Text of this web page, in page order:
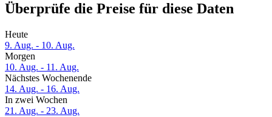
Überprüfe die Preise für diese Daten
Heute
9. Aug. - 10. Aug.
Morgen
10. Aug. - 11. Aug.
Nächstes Wochenende
14. Aug. - 16. Aug.
In zwei Wochen
21. Aug. - 23. Aug.